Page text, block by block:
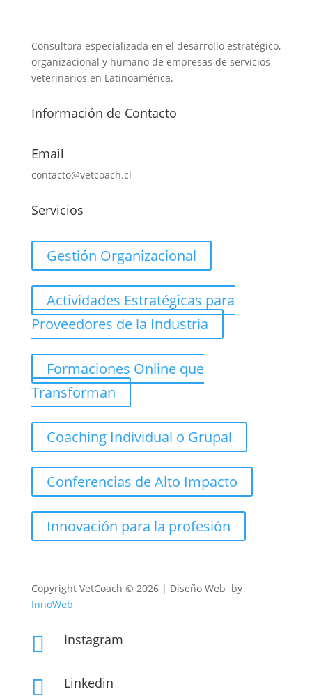
Consultora especializada en el desarrollo estratégico,
organizacional y humano de empresas de servicios
veterinarios en Latinoamérica.
Información de Contacto
Email
contacto@vetcoach.cl
Servicios
Gestión Organizacional
Actividades Estratégicas para
Proveedores de la Industria
Formaciones Online que
Transforman
Coaching Individual o Grupal
Conferencias de Alto Impacto
Innovación para la profesión
CopyrightVetCoach © 2026 | Diseño Web by
InnoWeb
 Instagram
 Linkedin